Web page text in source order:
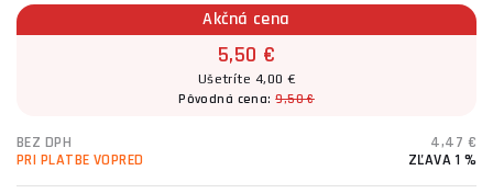
Akčná cena
5,50 €
Ušetríte 4,00 €
Pôvodná cena:9,50 €
BEZ DPH
4,47 €
PRI PLATBE VOPRED
ZĽAVA 1 %